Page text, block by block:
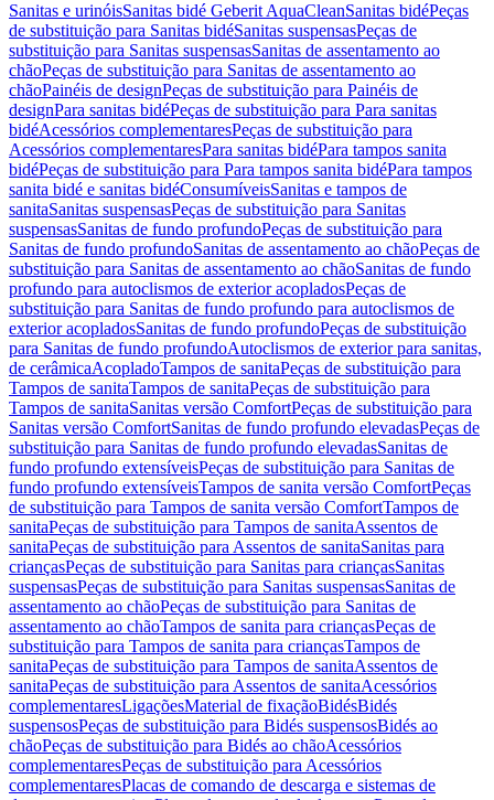
Sanitas e urinóisSanitas bidé Geberit AquaCleanSanitas bidéPeças
de substituição para Sanitas bidéSanitas suspensasPeças de
substituição para Sanitas suspensasSanitas de assentamento ao
chãoPeças de substituição para Sanitas de assentamento ao
chãoPainéis de designPeças de substituição para Painéis de
designPara sanitas bidéPeças de substituição para Para sanitas
bidéAcessórios complementaresPeças de substituição para
Acessórios complementaresPara sanitas bidéPara tampos sanita
bidéPeças de substituição para Para tampos sanita bidéPara tampos
sanita bidé e sanitas bidéConsumíveisSanitas e tampos de
sanitaSanitas suspensasPeças de substituição para Sanitas
suspensasSanitas de fundo profundoPeças de substituição para
Sanitas de fundo profundoSanitas de assentamento ao chãoPeças de
substituição para Sanitas de assentamento ao chãoSanitas de fundo
profundo para autoclismos de exterior acopladosPeças de
substituição para Sanitas de fundo profundo para autoclismos de
exterior acopladosSanitas de fundo profundoPeças de substituição
para Sanitas de fundo profundoAutoclismos de exterior para sanitas,
de cerâmicaAcopladoTampos de sanitaPeças de substituição para
Tampos de sanitaTampos de sanitaPeças de substituição para
Tampos de sanitaSanitas versão ComfortPeças de substituição para
Sanitas versão ComfortSanitas de fundo profundo elevadasPeças de
substituição para Sanitas de fundo profundo elevadasSanitas de
fundo profundo extensíveisPeças de substituição para Sanitas de
fundo profundo extensíveisTampos de sanita versão ComfortPeças
de substituição para Tampos de sanita versão ComfortTampos de
sanitaPeças de substituição para Tampos de sanitaAssentos de
sanitaPeças de substituição para Assentos de sanitaSanitas para
criançasPeças de substituição para Sanitas para criançasSanitas
suspensasPeças de substituição para Sanitas suspensasSanitas de
assentamento ao chãoPeças de substituição para Sanitas de
assentamento ao chãoTampos de sanita para criançasPeças de
substituição para Tampos de sanita para criançasTampos de
sanitaPeças de substituição para Tampos de sanitaAssentos de
sanitaPeças de substituição para Assentos de sanitaAcessórios
complementaresLigaçõesMaterial de fixaçãoBidésBidés
suspensosPeças de substituição para Bidés suspensosBidés ao
chãoPeças de substituição para Bidés ao chãoAcessórios
complementaresPeças de substituição para Acessórios
complementaresPlacas de comando de descarga e sistemas de